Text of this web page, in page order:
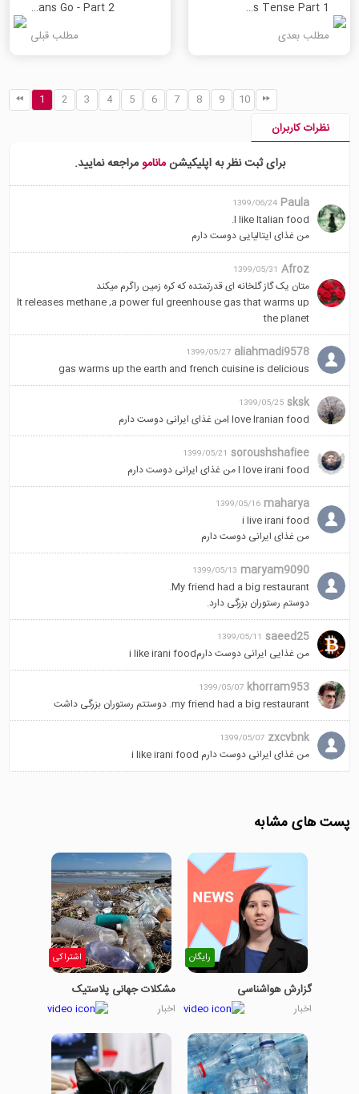
Present Continuous Tense Part 1
مطلب بعدی
Teen Titans Go - Part 2
مطلب قبلی
1 2 3 4 5 6 7 8 9 10
نظرات کاربران
برای ثبت نظر به اپلیکیشنمانامومراجعه نمایید.
Paula
1399/06/24
I like Italian food.
من غذای ایتالیایی دوست دارم
Afroz
1399/05/31
متان یک گاز گلخانه ای قدرتمتده که کره زمین راگرم میکند
It releases methane ,a power ful greenhouse gas that warms up
the planet
aliahmadi9578
1399/05/27
gas warms up the earth and french cuisine is delicious
sksk
1399/05/25
I love Iranian foodمن غذای ایرانی دوست دارم
soroushshafiee
1399/05/21
I love irani food من غذای ایرانی دوست دارم
maharya
1399/05/16
i live irani food
من غذای ایرانی دوست دارم
maryam9090
1399/05/13
My friend had a big restaurant.
دوستم رستوران بزرگی دارد.
saeed25
1399/05/11
من غذایی ایرانی دوست دارمi like irani food
khorram953
1399/05/07
my friend had a big restaurant. دوستتم رستوران بزرگی داشت
zxcvbnk
1399/05/07
من غذای ایرانی دوست دارم i like irani food
پست های مشابه
رایگان
گزارش هواشناسی
اخبار
اشتراکی
مشکلات جهانی پلاستیک
اخبار